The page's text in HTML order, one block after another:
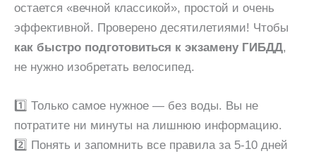
остается «вечной классикой», простой и очень
эффективной. Проверено десятилетиями! Чтобы
как быстро подготовиться к экзамену ГИБДД,
не нужно изобретать велосипед.
1️⃣ Только самое нужное — без воды. Вы не
потратите ни минуты на лишнюю информацию.
2️⃣ Понять и запомнить все правила за 5-10 дней